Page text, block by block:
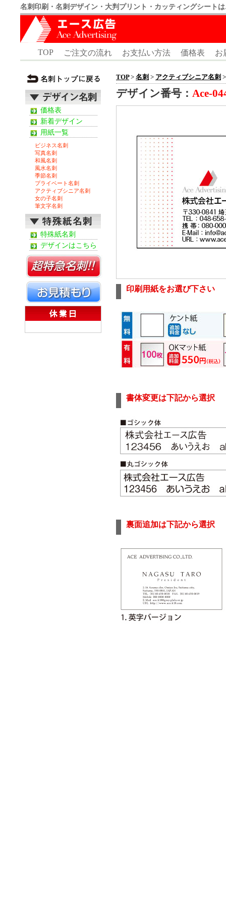
名刺印刷・名刺デザイン・大判プリント・カッティングシート
TOP ご注文の流れ お支払い方法 価格表 お
価格表
新着デザイン
用紙一覧
ビジネス名刺
写真名刺
和風名刺
風水名刺
季節名刺
プライベート名刺
アクティブシニア名刺
女の子名刺
筆文字名刺
特殊紙名刺
デザインはこちら
TOP> 名刺 > アクティブシニア名刺
デザイン番号： Ace-
印刷用紙をお選び下さい
書体変更は下記から選択
裏面追加は下記から選択